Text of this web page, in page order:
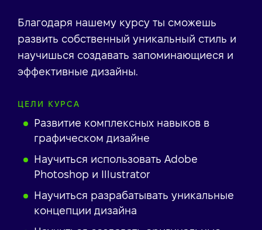
Благодаря нашему курсу ты сможешь
развить собственный уникальный стиль и
научишься создавать запоминающиеся и
эффективные дизайны.
ЦЕЛИ КУРСА
Развитие комплексных навыков в
графическом дизайне
Научиться использовать Adobe
Photoshop и Illustrator
Научиться разрабатывать уникальные
концепции дизайна